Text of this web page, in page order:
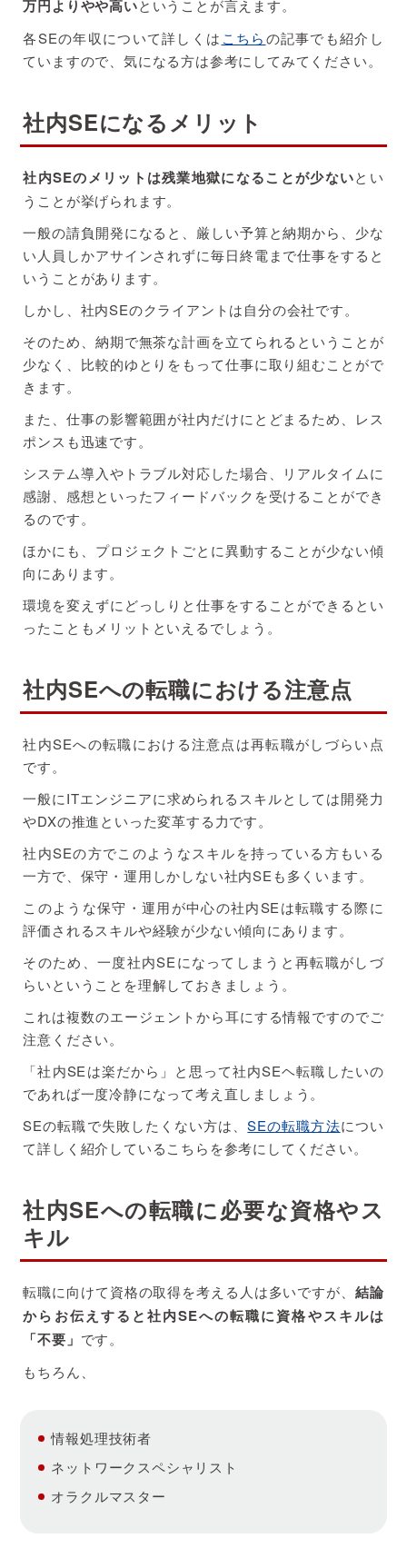
万円よりやや高いということが言えます。
各SEの年収について詳しくは こちらの記事でも紹介し
ていますので、気になる方は参考にしてみてください。
社内SEになるメリット
社内SEのメリットは残業地獄になることが少ないとい
うことが挙げられます。
一般の請負開発になると、厳しい予算と納期から、少な
い人員しかアサインされずに毎日終電まで仕事をすると
いうことがあります。
しかし、社内SEのクライアントは自分の会社です。
そのため、納期で無茶な計画を立てられるということが
少なく、比較的ゆとりをもって仕事に取り組むことがで
きます。
また、仕事の影響範囲が社内だけにとどまるため、レス
ポンスも迅速です。
システム導入やトラブル対応した場合、リアルタイムに
感謝、感想といったフィードバックを受けることができ
るのです。
ほかにも、プロジェクトごとに異動することが少ない傾
向にあります。
環境を変えずにどっしりと仕事をすることができるとい
ったこともメリットといえるでしょう。
社内SEへの転職における注意点
社内SEへの転職における注意点は再転職がしづらい点
です。
一般にITエンジニアに求められるスキルとしては開発力
やDXの推進といった変革する力です。
社内SEの方でこのようなスキルを持っている方もいる
一方で、保守・運用しかしない社内SEも多くいます。
このような保守・運用が中心の社内SEは転職する際に
評価されるスキルや経験が少ない傾向にあります。
そのため、一度社内SEになってしまうと再転職がしづ
らいということを理解しておきましょう。
これは複数のエージェントから耳にする情報ですのでご
注意ください。
「社内SEは楽だから」と思って社内SEヘ転職したいの
であれば一度冷静になって考え直しましょう。
SEの転職で失敗したくない方は、SEの転職方法につい
て詳しく紹介しているこちらを参考にしてください。
社内SEへの転職に必要な資格やス
キル
転職に向けて資格の取得を考える人は多いですが、 結論
からお伝えすると社内SEへの転職に資格やスキルは
「不要」 です。
もちろん、
情報処理技術者
ネットワークスペシャリスト
オラクルマスター